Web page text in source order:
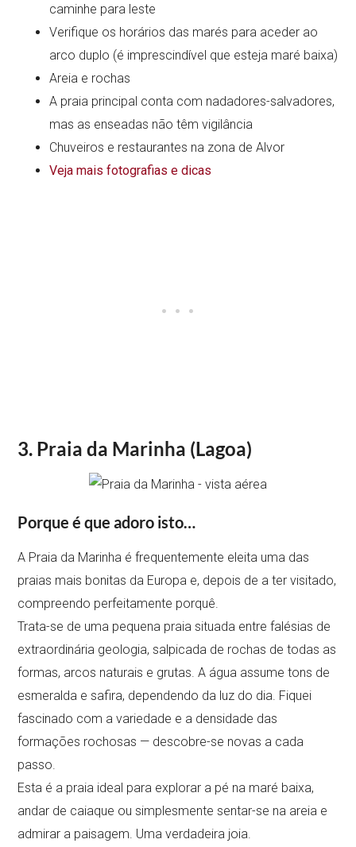
caminhe para leste
Verifique os horários das marés para aceder ao
arco duplo (é imprescindível que esteja maré baixa)
Areia e rochas
A praia principal conta com nadadores-salvadores,
mas as enseadas não têm vigilância
Chuveiros e restaurantes na zona de Alvor
Veja mais fotografias e dicas
3. Praia da Marinha (Lagoa)
Porque é que adoro isto…
A Praia da Marinha é frequentemente eleita uma das
praias mais bonitas da Europa e, depois de a ter visitado,
compreendo perfeitamente porquê.
Trata-se de uma pequena praia situada entre falésias de
extraordinária geologia, salpicada de rochas de todas as
formas, arcos naturais e grutas. A água assume tons de
esmeralda e safira, dependendo da luz do dia. Fiquei
fascinado com a variedade e a densidade das
formações rochosas — descobre-se novas a cada
passo.
Esta é a praia ideal para explorar a pé na maré baixa,
andar de caiaque ou simplesmente sentar-se na areia e
admirar a paisagem. Uma verdadeira joia.